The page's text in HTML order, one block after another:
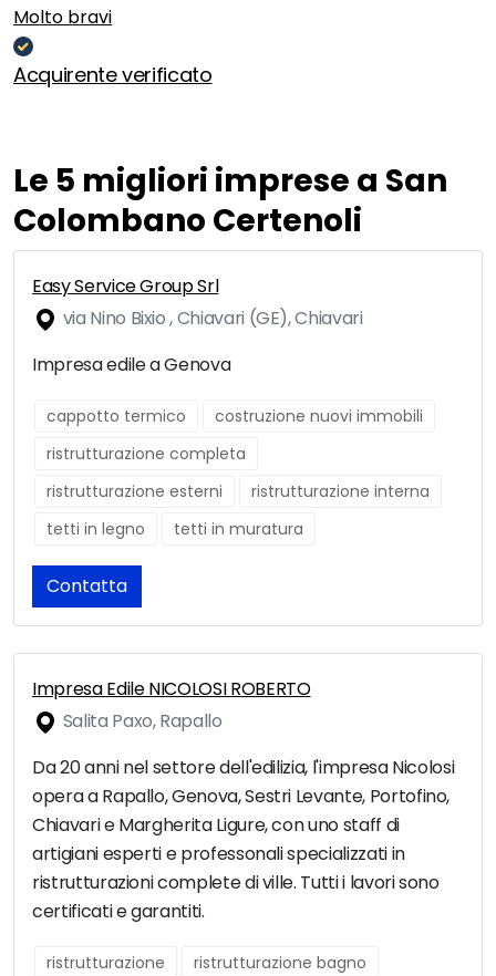
Molto bravi
Acquirente verificato
Le 5 migliori imprese a San
Colombano Certenoli
Easy Service Group Srl
via Nino Bixio , Chiavari (GE), Chiavari
Impresa edile a Genova
cappotto termico
costruzione nuovi immobili
ristrutturazione completa
ristrutturazione esterni
ristrutturazione interna
tetti in legno
tetti in muratura
Contatta
Impresa Edile NICOLOSI ROBERTO
Salita Paxo, Rapallo
Da 20 anni nel settore dell'edilizia, l'impresa Nicolosi
opera a Rapallo, Genova, Sestri Levante, Portofino,
Chiavari e Margherita Ligure, con uno staff di
artigiani esperti e professonali specializzati in
ristrutturazioni complete di ville. Tutti i lavori sono
certificati e garantiti.
ristrutturazione
ristrutturazione bagno